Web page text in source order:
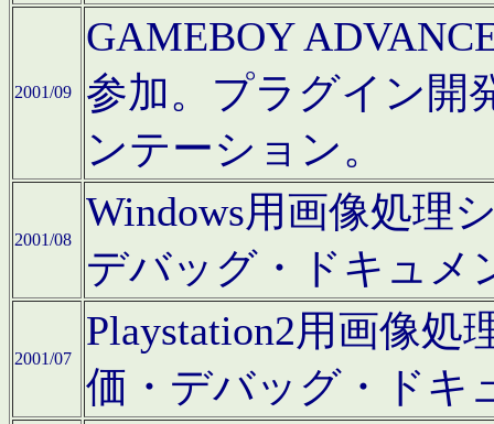
2001/09
GAMEBOY
参加。プラグイン開
ンテーション。
2001/08
Windows用画像処理
デバッグ・ドキュメ
2001/07
Playstation2用画像
価・デバッグ・ドキ